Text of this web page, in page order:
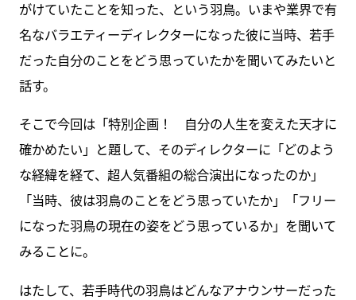
がけていたことを知った、という羽鳥。いまや業界で有
名なバラエティーディレクターになった彼に当時、若手
だった自分のことをどう思っていたかを聞いてみたいと
話す。
そこで今回は「特別企画！ 自分の人生を変えた天才に
確かめたい」と題して、そのディレクターに「どのよう
な経緯を経て、超人気番組の総合演出になったのか」
「当時、彼は羽鳥のことをどう思っていたか」「フリー
になった羽鳥の現在の姿をどう思っているか」を聞いて
みることに。
はたして、若手時代の羽鳥はどんなアナウンサーだった